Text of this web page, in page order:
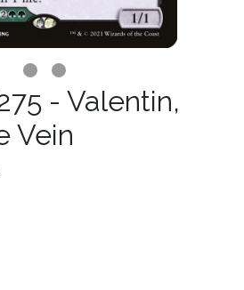
- Valentin,
Vein